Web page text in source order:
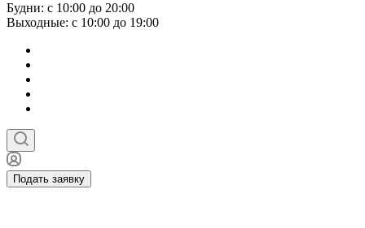
Будни: с 10:00 до 20:00
Выходные: с 10:00 до 19:00
Подать заявку